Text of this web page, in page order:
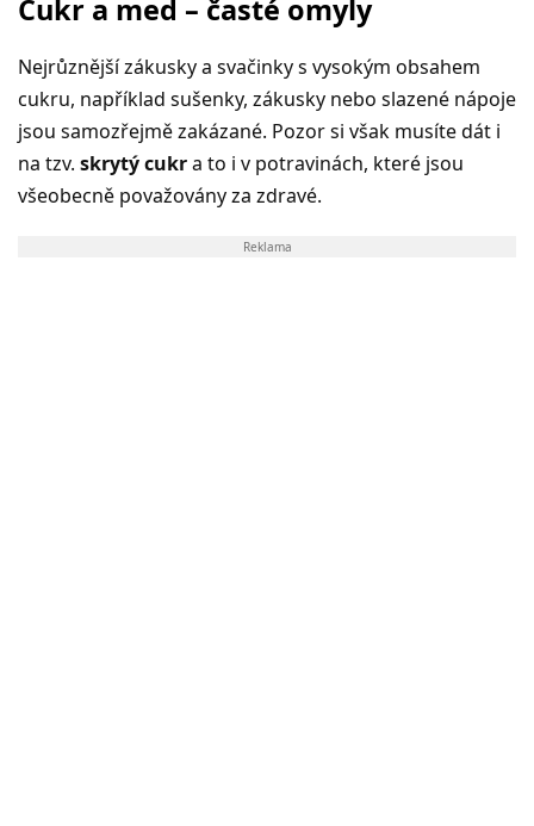
Cukr a med – časté omyly
Nejrůznější zákusky a svačinky s vysokým obsahem
cukru, například sušenky, zákusky nebo slazené nápoje
jsou samozřejmě zakázané. Pozor si však musíte dát i
na tzv. skrytý cukra to i v potravinách, které jsou
všeobecně považovány za zdravé.
Reklama